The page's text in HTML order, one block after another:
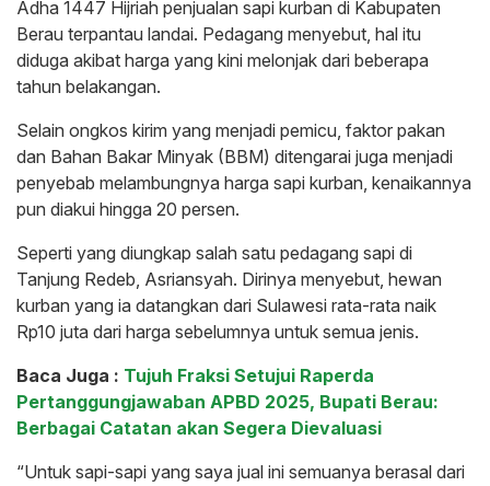
Adha 1447 Hijriah penjualan sapi kurban di Kabupaten
Berau terpantau landai. Pedagang menyebut, hal itu
diduga akibat harga yang kini melonjak dari beberapa
tahun belakangan.
Selain ongkos kirim yang menjadi pemicu, faktor pakan
dan Bahan Bakar Minyak (BBM) ditengarai juga menjadi
penyebab melambungnya harga sapi kurban, kenaikannya
pun diakui hingga 20 persen.
Seperti yang diungkap salah satu pedagang sapi di
Tanjung Redeb, Asriansyah. Dirinya menyebut, hewan
kurban yang ia datangkan dari Sulawesi rata-rata naik
Rp10 juta dari harga sebelumnya untuk semua jenis.
Baca Juga : Tujuh Fraksi Setujui Raperda
Pertanggungjawaban APBD 2025, Bupati Berau:
Berbagai Catatan akan Segera Dievaluasi
“Untuk sapi-sapi yang saya jual ini semuanya berasal dari